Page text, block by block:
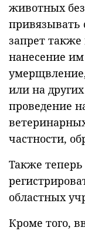
животных
привязывать
запрет
нанесение
или на
проведение
частности,
Также
областных
Кроме того,